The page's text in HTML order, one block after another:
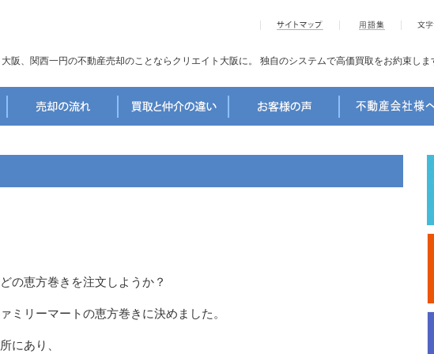
大阪、関西一円の不動産売却のことならクリエイト大阪に。 独自のシステムで高価買取をお約束しま
の恵方巻きを注文しようか？
ミリーマートの恵方巻きに決めました。
にあり、